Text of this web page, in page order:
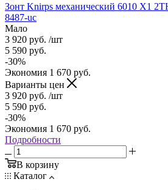
Зонт Knirps механический 6010 X1
8487-uc
Мало
3 920 руб. /шт
5 590 руб.
-30%
Экономия 1 670 руб.
Варианты цен
3 920 руб. /шт
5 590 руб.
-30%
Экономия 1 670 руб.
Подробности
В корзину
Каталог